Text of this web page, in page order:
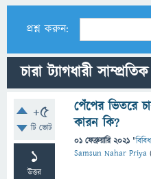
প্রশ্ন করুন:
চারা ট্যাগধারী
+5
টি ভোট
1
উত্তর
পেঁপের ভিতরে
কারন কি?
01 ফেব্রুয়ারি 2021 "বিবিধ
Samsun Nahar Priya